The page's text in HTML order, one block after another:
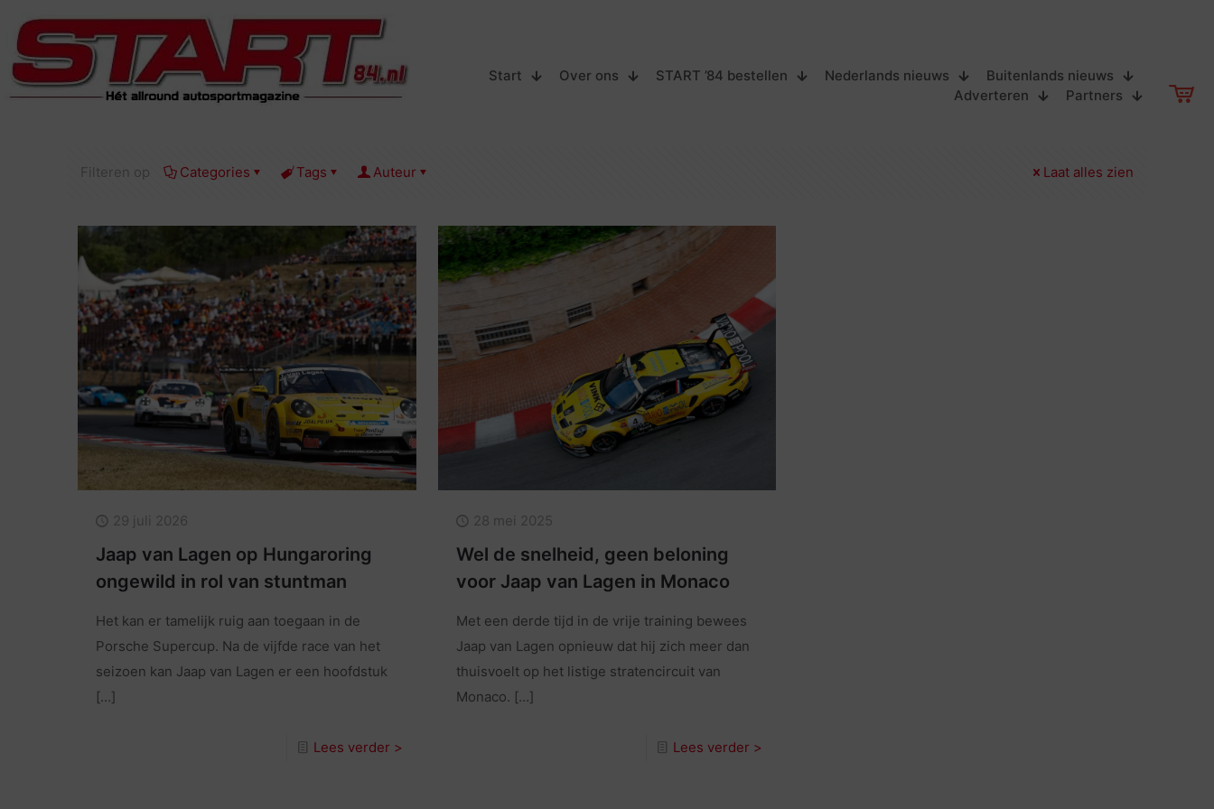
Start Over ons START ’84 bestellen Nederlands nieuws
Buitenlands nieuws
Adverteren
Partners
Filteren op Categories Tags Auteur Laat alles zien
29 juli 2026
Jaap van Lagen op Hungaroring
ongewild in rol van stuntman
Het kan er tamelijk ruig aan toegaan in de
Porsche Supercup. Na de vijfde race van het
seizoen kan Jaap van Lagen er een hoofdstuk
[…]
Lees verder >
28 mei 2025
Wel de snelheid, geen beloning
voor Jaap van Lagen in Monaco
Met een derde tijd in de vrije training bewees
Jaap van Lagen opnieuw dat hij zich meer dan
thuisvoelt op het listige stratencircuit van
Monaco. […]
Lees verder >